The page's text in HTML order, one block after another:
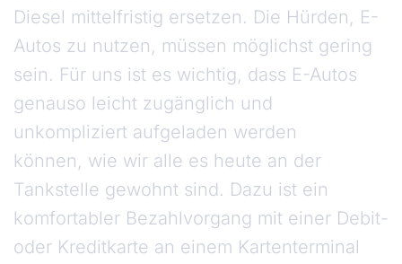
Diesel mittelfristig ersetzen. Die Hürden, E-
Autos zu nutzen, müssen möglichst gering
sein. Für uns ist es wichtig, dass E-Autos
genauso leicht zugänglich und
unkompliziert aufgeladen werden
können, wie wir alle es heute an der
Tankstelle gewohnt sind. Dazu ist ein
komfortabler Bezahlvorgang mit einer Debit-
oder Kreditkarte an einem Kartenterminal